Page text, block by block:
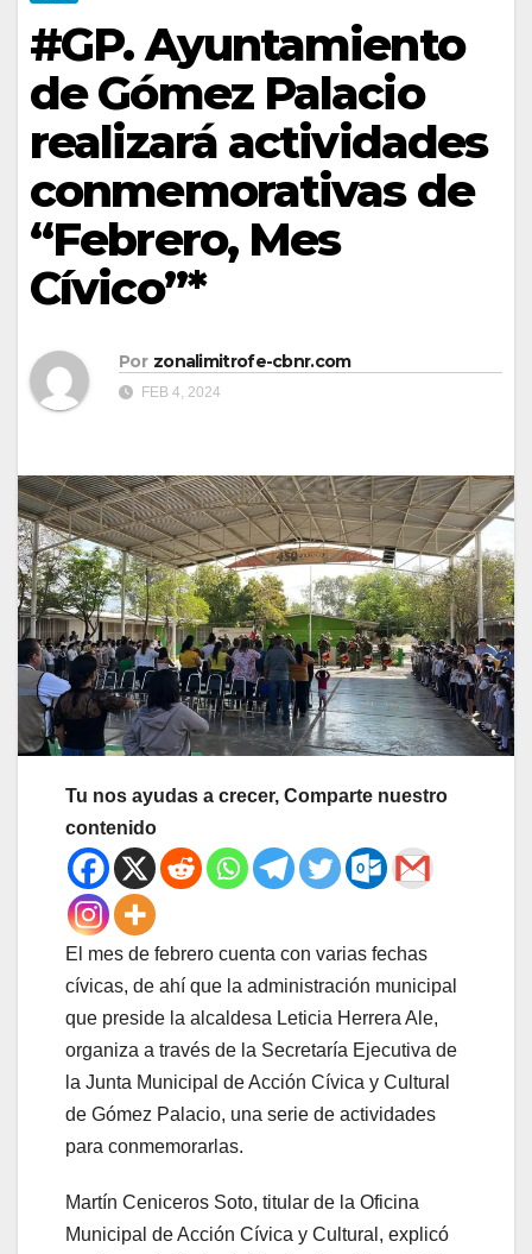
#GP. Ayuntamiento
de Gómez Palacio
realizará actividades
conmemorativas de
“Febrero, Mes
Cívico”*
Por zonalimitrofe-cbnr.com
FEB 4, 2024
Tu nos ayudas a crecer, Comparte nuestro
contenido
El mes de febrero cuenta con varias fechas
cívicas, de ahí que la administración municipal
que preside la alcaldesa Leticia Herrera Ale,
organiza a través de la Secretaría Ejecutiva de
la Junta Municipal de Acción Cívica y Cultural
de Gómez Palacio, una serie de actividades
para conmemorarlas.
Martín Ceniceros Soto, titular de la Oficina
Municipal de Acción Cívica y Cultural, explicó